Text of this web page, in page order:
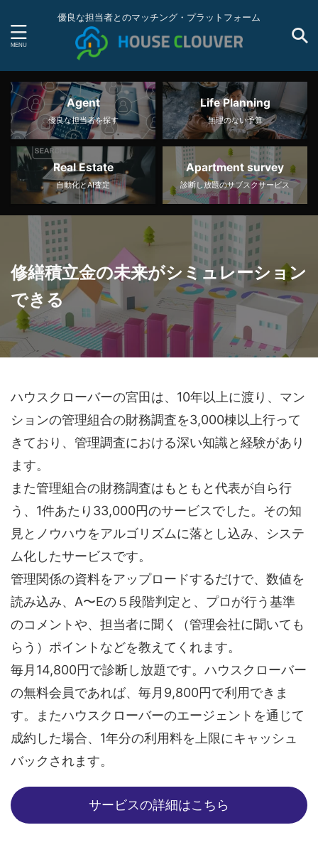
優良な担当者とのマッチング・プラットフォーム
Agent
優良な担当者を探す
Life Planning
無理のない予算
Real Estate
自動化とAI査定
Apartment survey
診断し放題のサブスクサービス
修繕積立金の未来がシミュレーション
できる
ハウスクローバーの宮田は、10年以上に渡り、マン
ションの管理組合の財務調査を3,000棟以上行って
きており、管理調査における深い知識と経験があり
ます。
また管理組合の財務調査はもともと代表が自ら行
う、1件あたり33,000円のサービスでした。その知
見とノウハウをアルゴリズムに落とし込み、システ
ム化したサービスです。
管理関係の資料をアップロードするだけで、数値を
読み込み、A〜Eの５段階判定と、プロが行う基準
のコメントや、担当者に聞く（管理会社に聞いても
らう）ポイントなどを教えてくれます。
毎月14,800円で診断し放題です。ハウスクローバー
の無料会員であれば、毎月9,800円で利用できま
す。またハウスクローバーのエージェントを通じて
成約した場合、1年分の利用料を上限にキャッシュ
バックされます。
サービスの詳細はこちら